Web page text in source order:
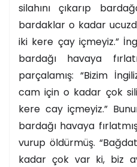
silahını çıkarıp
bardaklar o kadar
iki kere çay içmeyiz.”
bardağı havaya
parçalamış: “Bizim
cam için o kadar çok
kere cay içmeyiz.”
bardağı havaya
vurup öldürmüş.
kadar çok var ki, biz